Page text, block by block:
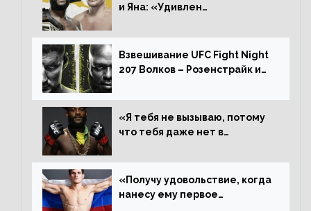
и Яна: «Удивлен
Алджамейн определенно
выиграл»
Взвешивание UFC Fight Night
207 Волков – Розенстрайк и
«Я тебя не вызываю, потому
что тебя даже нет в
пауза», сообщает Стерлинг
ответил Сехудо
«Получу удовольствие, когда
нанесу ему первое